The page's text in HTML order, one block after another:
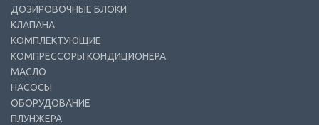
ДОЗИРОВОЧНЫЕ БЛОКИ
КЛАПАНА
КОМПЛЕКТУЮЩИЕ
КОМПРЕССОРЫ КОНДИЦИОНЕРА
МАСЛО
НАСОСЫ
ОБОРУДОВАНИЕ
ПЛУНЖЕРА